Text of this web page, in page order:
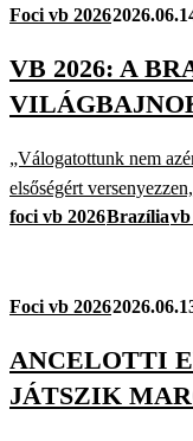
Foci vb 2026
VB 2026: A
„Válogatottunk nem
elsőségért
foci vb 2026Brazíliavb
Foci vb 2026
ANCELOTTI
JÁTSZIK